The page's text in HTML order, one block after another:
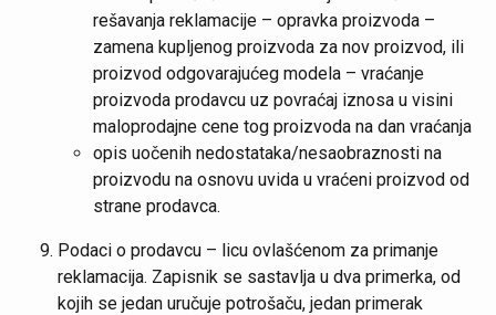
rešavanja reklamacije – opravka proizvoda –
zamena kupljenog proizvoda za nov proizvod, ili
proizvod odgovarajućeg modela – vraćanje
proizvoda prodavcu uz povraćaj iznosa u visini
maloprodajne cene tog proizvoda na dan vraćanja
opis uočenih nedostataka/nesaobraznosti na
proizvodu na osnovu uvida u vraćeni proizvod od
strane prodavca.
Podaci o prodavcu – licu ovlašćenom za primanje
reklamacija. Zapisnik se sastavlja u dva primerka, od
kojih se jedan uručuje potrošaču, jedan primerak